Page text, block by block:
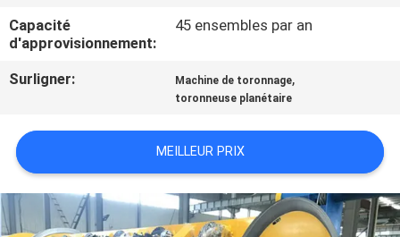
NOUVELLES
DEMANDEZ
CITATION
PLAN
Capacité
d'approvisionnement:
45 ensembles par an
Surligner: Machine de toronnage,
toronneuse planétaire
MEILLEUR PRIX